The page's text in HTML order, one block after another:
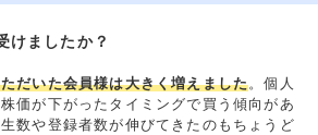
けましたか？
だいた会員様は大きく増えました。個人
価が下がったタイミングで買う傾向があ
数や登録者数が伸びてきたのもちょうど